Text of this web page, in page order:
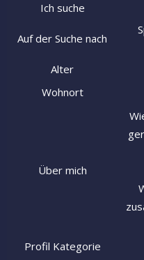
Ich suche
Auf der Suche nach
Alter
Wohnort
Über mich
Profil Kategorie